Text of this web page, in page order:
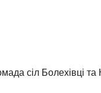
сіл Болехівці